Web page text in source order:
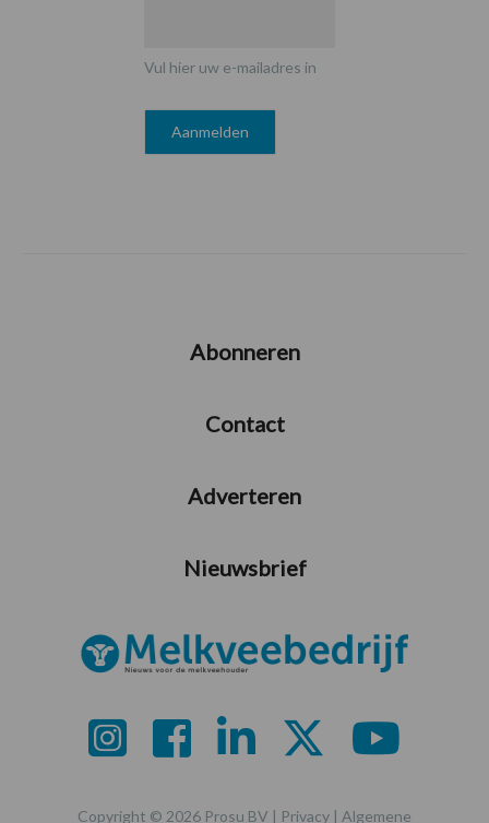
Vul hier uw e-mailadres in
Abonneren
Contact
Adverteren
Nieuwsbrief
Copyright © 2026 Prosu BV | Privacy | Algemene